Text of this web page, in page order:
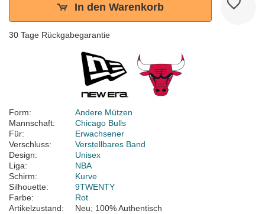
In den Warenkorb
30 Tage Rückgabegarantie
Form:
Andere Mützen
Mannschaft:
Chicago Bulls
Für:
Erwachsener
Verschluss:
Verstellbares Band
Design:
Unisex
Liga:
NBA
Schirm:
Kurve
Silhouette:
9TWENTY
Farbe:
Rot
Artikelzustand:
Neu; 100% Authentisch